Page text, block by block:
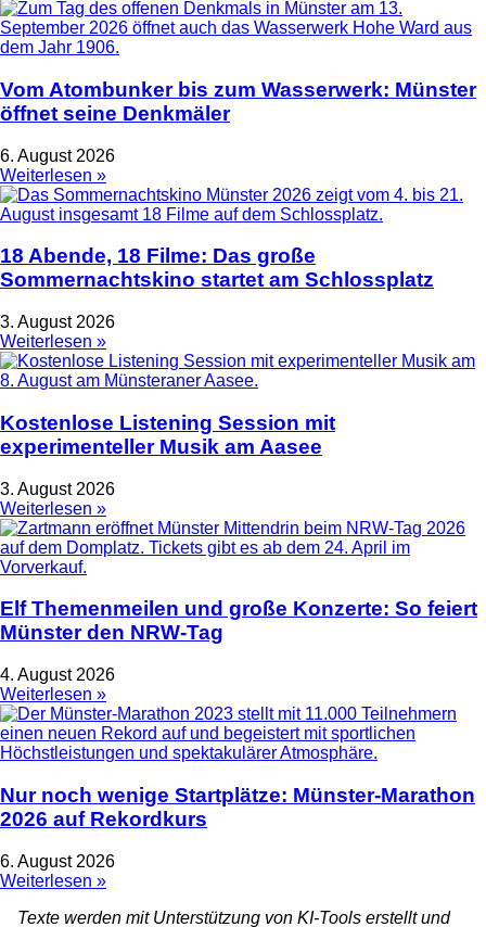
Vom Atombunker bis zum Wasserwerk: Münster
öffnet seine Denkmäler
6. August 2026
Weiterlesen »
18 Abende, 18 Filme: Das große
Sommernachtskino startet am Schlossplatz
3. August 2026
Weiterlesen »
Kostenlose Listening Session mit
experimenteller Musik am Aasee
3. August 2026
Weiterlesen »
Elf Themenmeilen und große Konzerte: So feiert
Münster den NRW-Tag
4. August 2026
Weiterlesen »
Nur noch wenige Startplätze: Münster-Marathon
2026 auf Rekordkurs
6. August 2026
Weiterlesen »
Texte werden mit Unterstützung von KI-Tools erstellt und